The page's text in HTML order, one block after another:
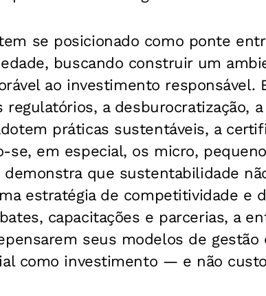
se posicionado como ponte
buscando construir um
ao investimento responsável.
regulatórios, a desburocratização,
práticas sustentáveis, a
se, em especial, os micro,
demonstra que sustentabilidade
estratégia de competitividade e
capacitações e parcerias, a
seus modelos de
como investimento — e não